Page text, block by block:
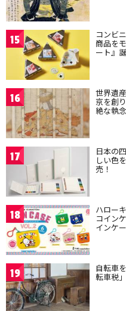
15 コンビ
商品を
ート』
16 世界遺
京を創
絶な執念
17 日本の
しい色
売！
18 ハロー
コイン
インケ
19 自転車
転車税